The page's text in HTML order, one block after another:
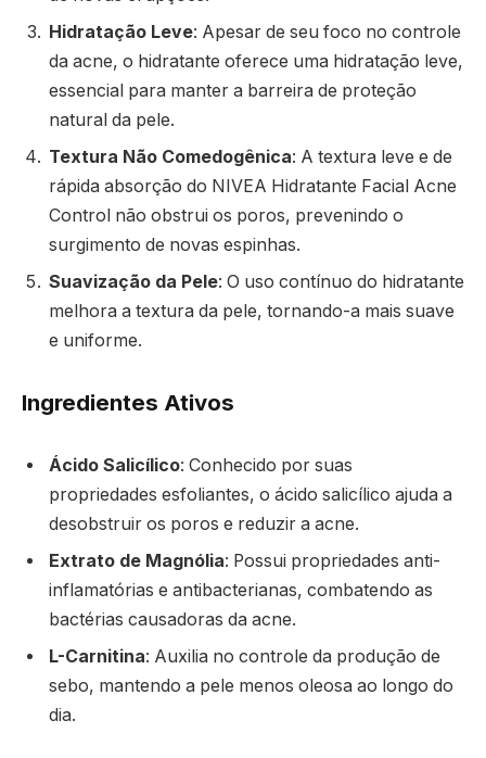
Hidratação Leve: Apesar de seu foco no controle
da acne, o hidratante oferece uma hidratação leve,
essencial para manter a barreira de proteção
natural da pele.
Textura Não Comedogênica: A textura leve e de
rápida absorção do NIVEA Hidratante Facial Acne
Control não obstrui os poros, prevenindo o
surgimento de novas espinhas.
Suavização da Pele: O uso contínuo do hidratante
melhora a textura da pele, tornando-a mais suave
e uniforme.
Ingredientes Ativos
Ácido Salicílico: Conhecido por suas
propriedades esfoliantes, o ácido salicílico ajuda a
desobstruir os poros e reduzir a acne.
Extrato de Magnólia: Possui propriedades anti-
inflamatórias e antibacterianas, combatendo as
bactérias causadoras da acne.
L-Carnitina: Auxilia no controle da produção de
sebo, mantendo a pele menos oleosa ao longo do
dia.